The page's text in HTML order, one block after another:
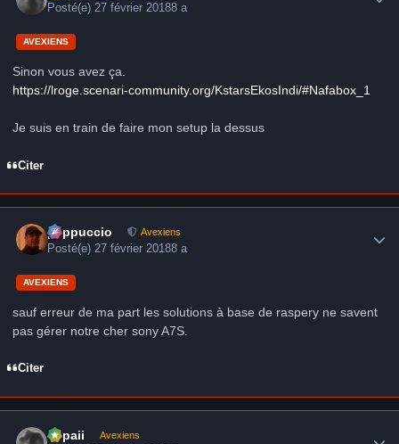
Posté(e)27 février 20188 a
AVEXIENS
Sinon vous avez ça.
https://lroge.scenari-community.org/KstarsEkosIndi/#Nafabox_1
Je suis en train de faire mon setup la dessus
Citer
peppuccio Avexiens
Posté(e) 27 février 20188 a
AVEXIENS
sauf erreur de ma part les solutions à base de raspery ne savent
pas gérer notre cher sony A7S.
Citer
supaii Avexiens